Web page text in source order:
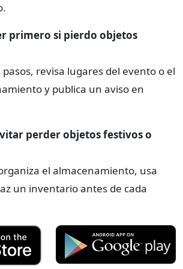
primero si pierdo objetos
revisa lugares del evento o el
y publica un aviso en
perder objetos festivos o
el almacenamiento, usa
un inventario antes de cada